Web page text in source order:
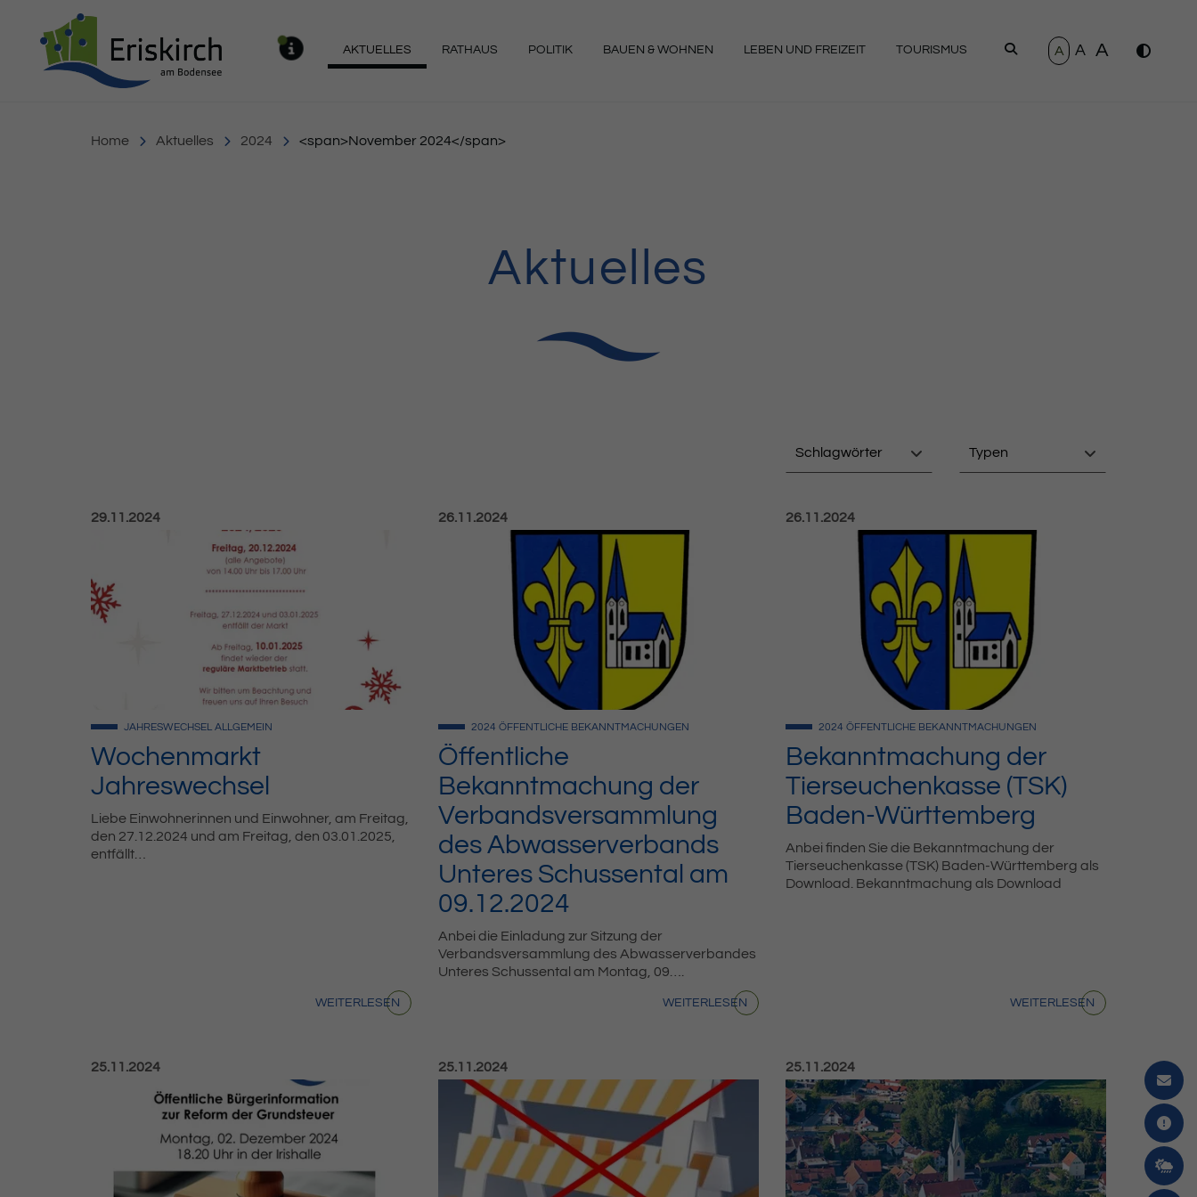
AKTUELLES RATHAUS POLITIK BAUEN & WOHNEN LEBEN UND FREIZEIT TOURISMUS SUCHEN
A A A
Home Aktuelles 2024 <span>November 2024</span>
Aktuelles
Schlagwörter Typen
Veröffentlicht am:
29.11.2024
Wochenmarkt
Jahreswechsel
JAHRESWECHSEL ALLGEMEIN
Liebe Einwohnerinnen und Einwohner, am Freitag,
den 27.12.2024 und am Freitag, den 03.01.2025,
entfällt…
WEITERLESEN
Veröffentlicht am:
26.11.2024
Öffentliche
Bekanntmachung der
Verbandsversammlung
des Abwasserverbands
Unteres Schussental am
09.12.2024
2024 ÖFFENTLICHE BEKANNTMACHUNGEN
Anbei die Einladung zur Sitzung der
Verbandsversammlung des Abwasserverbandes
Unteres Schussental am Montag, 09….
WEITERLESEN
Veröffentlicht am:
26.11.2024
Bekanntmachung der
Tierseuchenkasse (TSK)
Baden-Württemberg
2024 ÖFFENTLICHE BEKANNTMACHUNGEN
Anbei finden Sie die Bekanntmachung der
Tierseuchenkasse (TSK) Baden-Württemberg als
Download. Bekanntmachung als Download
WEITERLESEN
Veröffentlicht am:
25.11.2024 Veröffentlicht am:
25.11.2024 Veröffentlicht am:
25.11.2024